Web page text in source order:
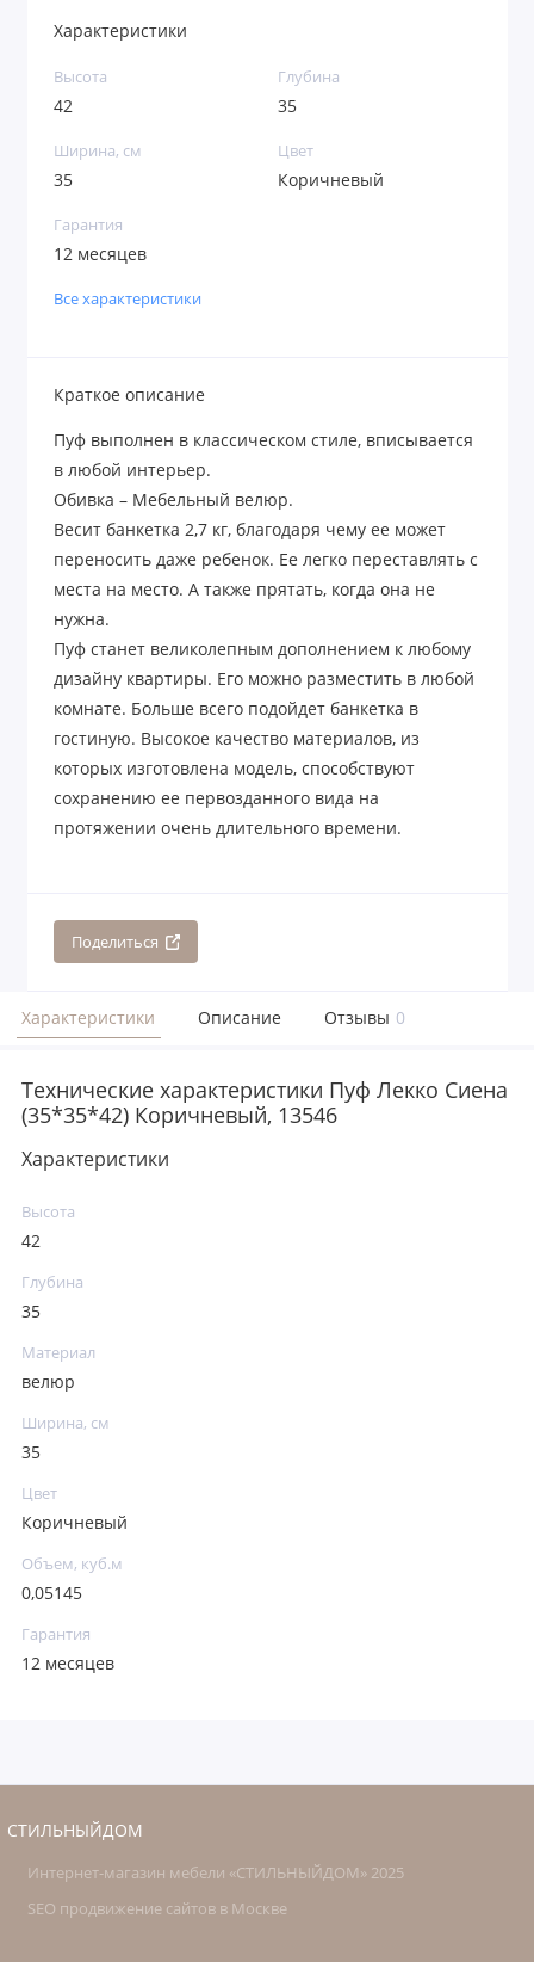
Характеристики
Высота
42
Глубина
35
Ширина, см
35
Цвет
Коричневый
Гарантия
12 месяцев
Все характеристики
Краткое описание
Пуф выполнен в классическом стиле, вписывается
в любой интерьер.
Обивка – Мебельный велюр.
Весит банкетка 2,7 кг, благодаря чему ее может
переносить даже ребенок. Ее легко переставлять с
места на место. А также прятать, когда она не
нужна.
Пуф станет великолепным дополнением к любому
дизайну квартиры. Его можно разместить в любой
комнате. Больше всего подойдет банкетка в
гостиную. Высокое качество материалов, из
которых изготовлена модель, способствуют
сохранению ее первозданного вида на
протяжении очень длительного времени.
Поделиться
Характеристики Описание Отзывы 0
Технические характеристики Пуф Лекко Сиена
(35*35*42) Коричневый, 13546
Характеристики
Высота
42
Глубина
35
Материал
велюр
Ширина, см
35
Цвет
Коричневый
Объем, куб.м
0,05145
Гарантия
12 месяцев
СТИЛЬНЫЙДОМ
Интернет-магазин мебели «СТИЛЬНЫЙДОМ» 2025
SEO продвижение сайтов в Москве